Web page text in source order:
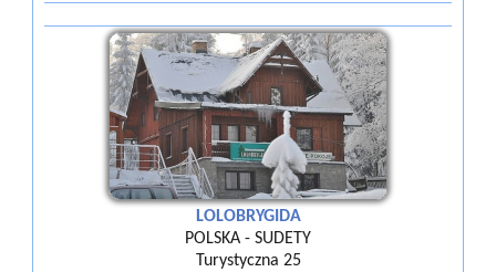
LOLOBRYGIDA
POLSKA - SUDETY
Turystyczna 25